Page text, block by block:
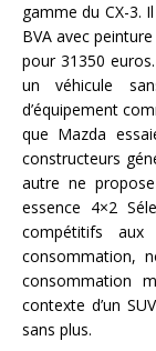
gamme du CX-3.
BVA avec
pour 31350
un véhicule
d’équipement
que Mazda
constructeurs
autre ne
essence 4×2
compétitifs
consommation,
consommation
contexte d’un
sans plus.